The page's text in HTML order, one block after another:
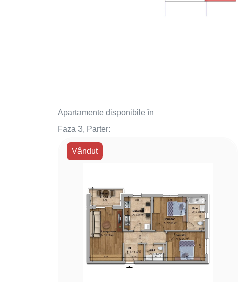
Apartamente disponibile în
Faza 3, Parter:
Vândut